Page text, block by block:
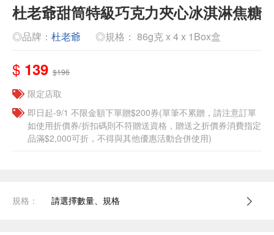
杜老爺甜筒特級巧克力夾心冰淇淋焦糖
◎品牌： 杜老爺 ◎規格： 86g克 x 4 x 1Box盒
$ 139 $196
限定店取
即日起-9/1 不限金額下單贈$200券(單筆不累贈，請注意訂單
如使用折價券/折扣碼則不符贈送資格，贈送之折價券消費指定
品滿$2,000可折，不得與其他優惠活動合併使用)
規格： 請選擇數量、規格